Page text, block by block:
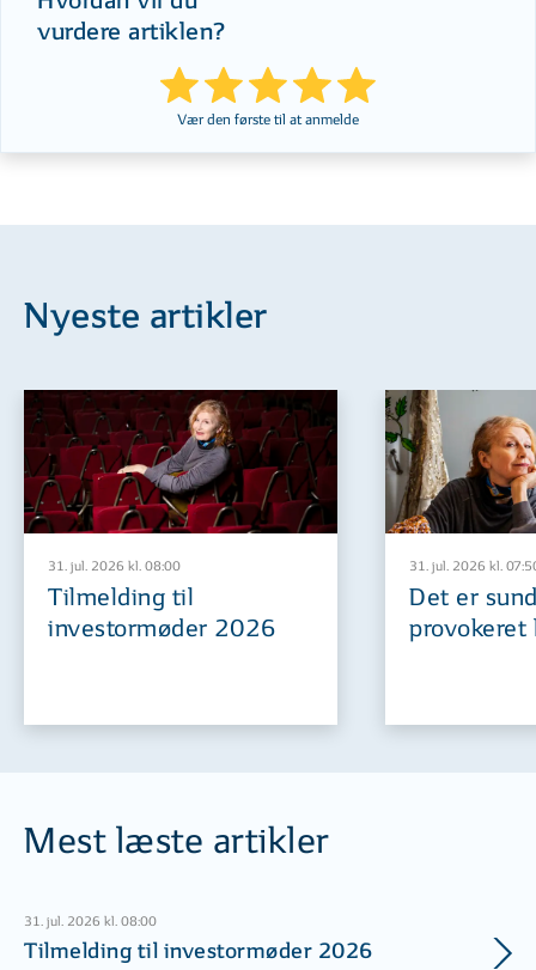
vurdere artiklen?
Vær den første til at anmelde
Nyeste artikler
31. jul. 2026 kl. 08:00
Tilmelding til
investormøder 2026
31. jul. 2026 kl.
Det er
provokeret
Mest læste artikler
31. jul. 2026 kl. 08:00
Tilmelding til investormøder 2026